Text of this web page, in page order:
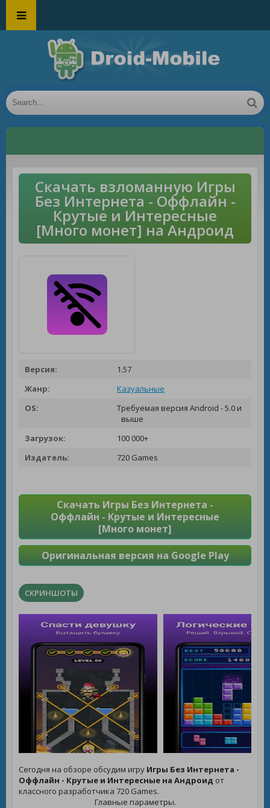
Скачать взломанную Игры
Без Интернета - Оффлайн -
Крутые и Интересные
[Много монет] на Андроид
Версия:
1.57
Жанр:
Казуальные
OS:
Требуемая версия Android - 5.0 и
выше
Загрузок:
100 000+
Издатель:
720 Games
Скачать Игры Без Интернета -
Оффлайн - Крутые и Интересные
[Много монет]
Оригинальная версия на Google Play
СКРИНШОТЫ
Сегодня на обзоре обсудим игру Игры Без Интернета -
Оффлайн - Крутые и Интересные на Андроид от
классного разработчика 720 Games.
Главные параметры.